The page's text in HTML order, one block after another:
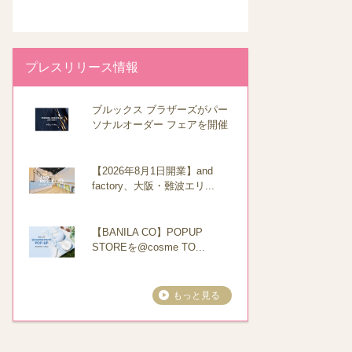
プレスリリース情報
ブルックス ブラザーズがパー
ソナルオーダー フェアを開催
【2026年8月1日開業】and
factory、大阪・難波エリ...
【BANILA CO】POPUP
STOREを@cosme TO...
もっと見る